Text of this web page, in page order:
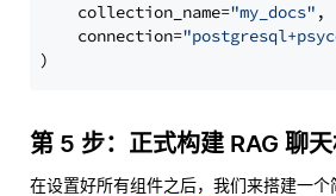
    collection_name=
"my_docs" ,
    connection=
第 5 步：正式构建 RAG 聊
在设置好所有组件之后，我们来搭建一